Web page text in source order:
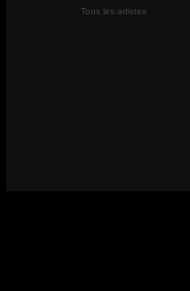
Tous les artistes